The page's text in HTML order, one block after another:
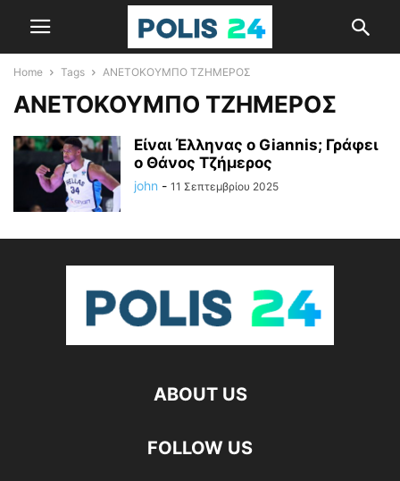
Home Tags ΑΝΕΤΟΚΟΥΜΠΟ ΤΖΗΜΕΡΟΣ
ΑΝΕΤΟΚΟΥΜΠΟ ΤΖΗΜΕΡΟΣ
Είναι Έλληνας ο Giannis; Γράφει
ο Θάνος Τζήμερος
john - 11 Σεπτεμβρίου 2025
ABOUT US
FOLLOW US